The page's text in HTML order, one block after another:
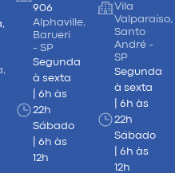
906
Alphaville,
Barueri
- SP
Segunda
à sexta
| 6h às
22h
Sábado
| 6h às
12h
Vila
Valparaíso,
Santo
André -
SP
Segunda
à sexta
| 6h às
22h
Sábado
| 6h às
12h